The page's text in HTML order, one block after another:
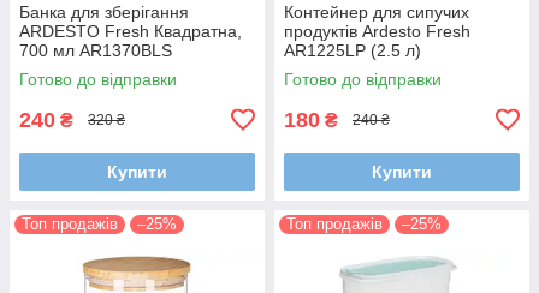
Банка для зберігання
ARDESTO Fresh Квадратна,
700 мл AR1370BLS
Готово до відправки
240 ₴ 320 ₴
Купити
Контейнер для сипучих
продуктів Ardesto Fresh
AR1225LP (2.5 л)
Готово до відправки
180 ₴ 240 ₴
Купити
Топ продажів –25% Топ продажів –25%